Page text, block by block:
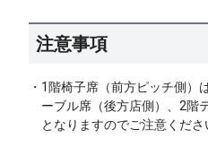
注意事項
・1階椅子席（前方ピッチ側）
ーブル席（後方店側）、2階
となりますのでご注意くださ